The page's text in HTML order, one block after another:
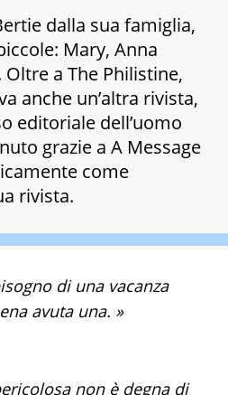
dalla sua famiglia,
Mary, Anna
a The Philistine,
anche un’altra rivista,
editoriale dell’uomo
grazie a A Message
come
rivista.
di una vacanza
avuta una. »
non è degna di